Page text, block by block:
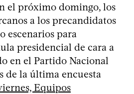
el próximo domingo, los
a los precandidatos
escenarios para
presidencial de cara a
en el Partido Nacional
de la última encuesta
Equipos